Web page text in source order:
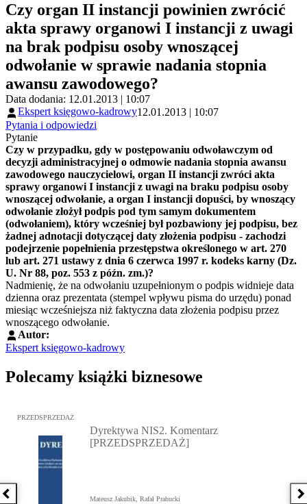
Czy organ II instancji powinien zwrócić
akta sprawy organowi I instancji z uwagi
na brak podpisu osoby wnoszącej
odwołanie w sprawie nadania stopnia
awansu zawodowego?
Data dodania: 12.01.2013 | 10:07
Ekspert księgowo-kadrowy12.01.2013 | 10:07
Pytania i odpowiedzi
Pytanie
Czy w przypadku, gdy w postępowaniu odwoławczym od
decyzji administracyjnej o odmowie nadania stopnia awansu
zawodowego nauczycielowi, organ II instancji zwróci akta
sprawy organowi I instancji z uwagi na braku podpisu osoby
wnoszącej odwołanie, a organ I instancji dopuści, by wnoszący
odwołanie złożył podpis pod tym samym dokumentem
(odwołaniem), który wcześniej był pozbawiony jej podpisu, bez
żadnej adnotacji dotyczącej daty złożenia podpisu - zachodzi
podejrzenie popełnienia przestępstwa określonego w art. 270
lub art. 271 ustawy z dnia 6 czerwca 1997 r. kodeks karny (Dz.
U. Nr 88, poz. 553 z późn. zm.)?
Nadmienię, że na odwołaniu uzupełnionym o podpis widnieje data
dzienna oraz prezentata (stempel wpływu pisma do urzędu) ponad
miesiąc wcześniejsza niż faktyczna data złożenia podpisu przez
wnoszącego odwołanie.
Autor:
Ekspert księgowo-kadrowy
Polecamy książki biznesowe
Poprzednia książka
Przejdź do: Dyrektywa NIS2. Komentarz [PRZEDSPRZEDAŻ],
PRZEDSPRZEDAŻ
Dyrektywa NIS2. Komentarz
[PRZEDSPRZEDAŻ]
Mateusz Jakubik, Rafał Prabucki